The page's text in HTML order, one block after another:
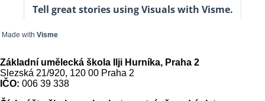
Made with Visme
Základní umělecká škola Ilji Hurníka, Praha 2
Slezská 21/920, 120 00 Praha 2
IČO: 006 39 338